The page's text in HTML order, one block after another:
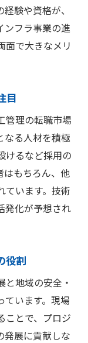
験や資格が、
ンフラ事業の進
面で大きなメリ
目
管理の転職市場
なる人材を積極
けるなど採用の
はもちろん、他
ています。技術
発化が予想され
役割
地域の安全・
ています。現場
ことで、プロジ
発展に貢献しな